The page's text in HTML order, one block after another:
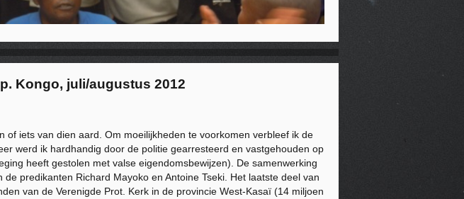
Kongo, juli/augustus 2012
iets van dien aard. Om moeilijkheden te voorkomen verbleef ik de
werd ik hardhandig door de politie gearresteerd en vastgehouden op
heeft gestolen met valse eigendomsbewijzen). De samenwerking
predikanten Richard Mayoko en Antoine Tseki. Het laatste deel van
van de Verenigde Prot. Kerk in de provincie West-Kasaï (14 miljoen